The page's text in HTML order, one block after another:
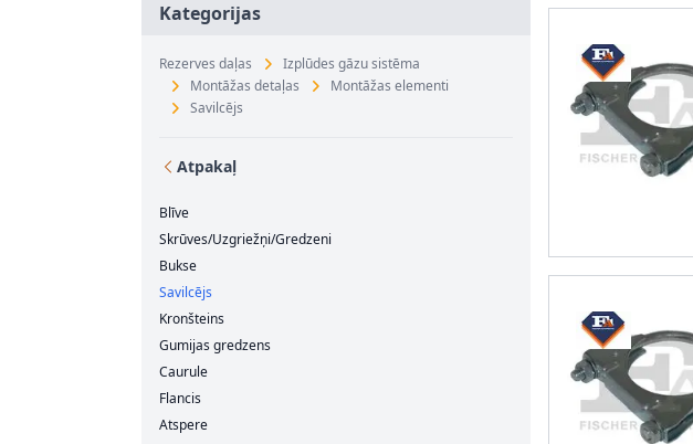
Kategorijas
Rezerves daļas
Izplūdes gāzu sistēma
Montāžas detaļas
Montāžas elementi
Savilcējs
Atpakaļ
Blīve
Skrūves/Uzgriežņi/Gredzeni
Bukse
Savilcējs
Kronšteins
Gumijas gredzens
Caurule
Flancis
Atspere